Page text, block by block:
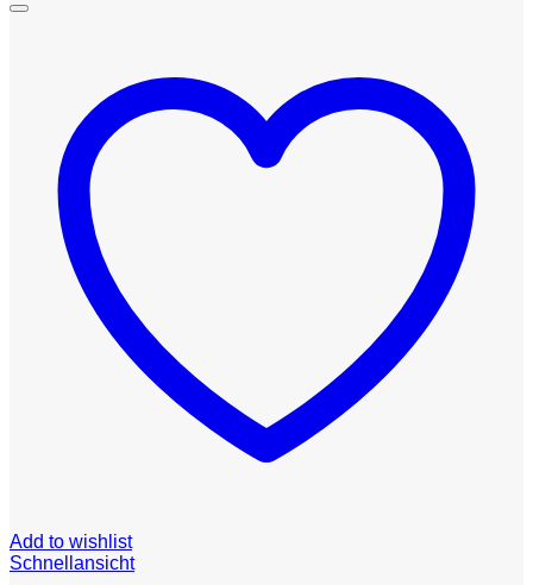
Add to wishlist
Schnellansicht